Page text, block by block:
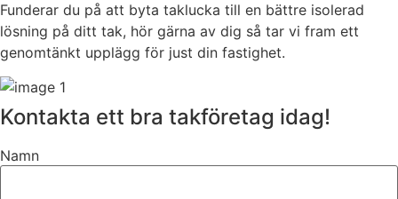
Funderar du på att byta taklucka till en bättre isolerad
lösning på ditt tak, hör gärna av dig så tar vi fram ett
genomtänkt upplägg för just din fastighet.
Kontakta ett bra takföretag idag!
Namn